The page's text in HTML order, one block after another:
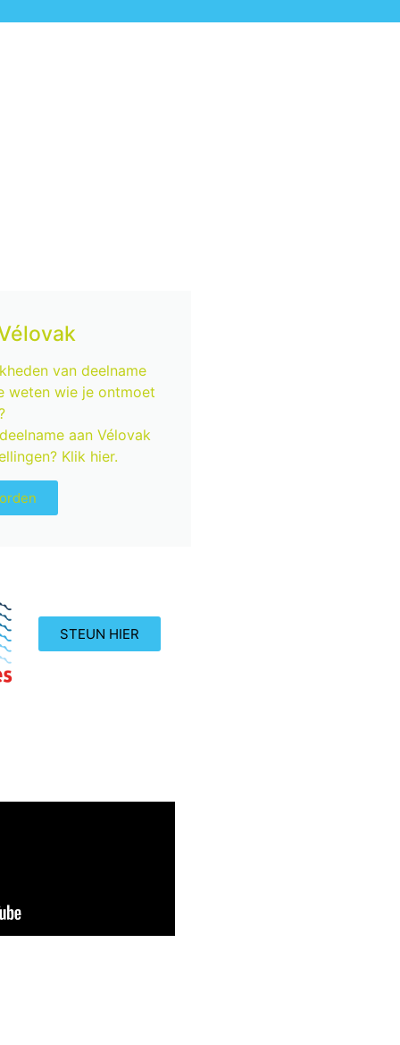
van deelname
weten wie je ontmoet
aan Vélovak
Klik hier.
STEUN HIER